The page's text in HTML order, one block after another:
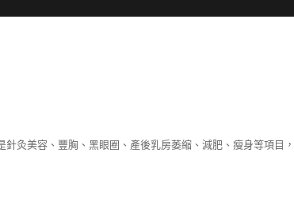
灸美容、豐胸、黑眼圈、產後乳房萎縮、減肥、瘦身等項目